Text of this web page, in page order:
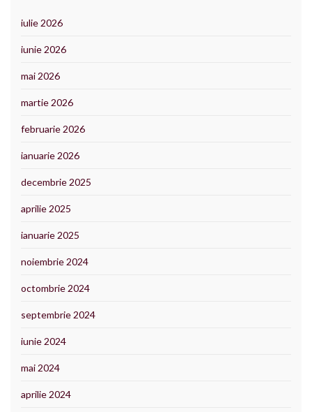
iulie 2026
iunie 2026
mai 2026
martie 2026
februarie 2026
ianuarie 2026
decembrie 2025
aprilie 2025
ianuarie 2025
noiembrie 2024
octombrie 2024
septembrie 2024
iunie 2024
mai 2024
aprilie 2024